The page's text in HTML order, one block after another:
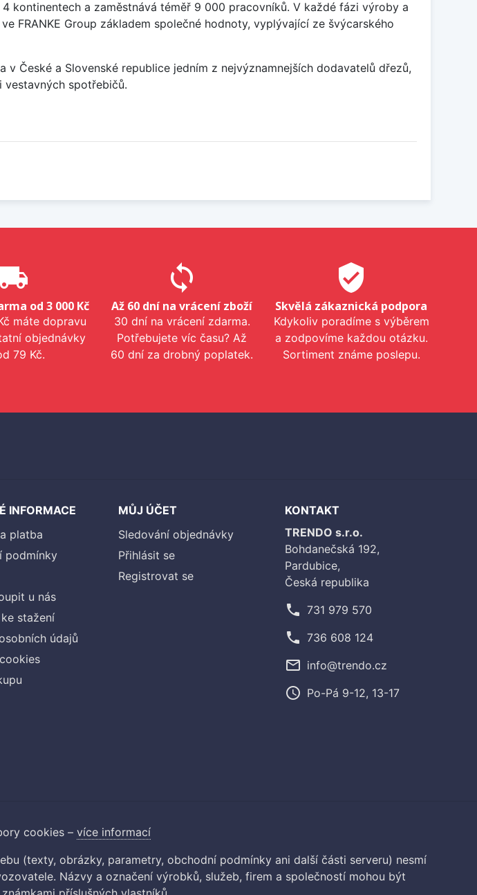
kontinentech a zaměstnává téměř 9 000 pracovníků. V každé fázi výroby a
FRANKE Group základem společné hodnoty, vyplývající ze švýcarského
České a Slovenské republice jedním z nejvýznamnejších dodavatelů dřezů,
vestavných spotřebičů.
od 3 000 Kč
máte dopravu
objednávky
79 Kč.
sync
Až 60 dní na vrácení zboží
30 dní na vrácení zdarma.
Potřebujete víc času? Až
60 dní za drobný poplatek.
verified_user
Skvělá zákaznická podpora
Kdykoliv poradíme s výběrem
a zodpovíme každou otázku.
Sortiment známe poslepu.
INFORMACE
platba
podmínky
u nás
stažení
údajů
MŮJ ÚČET
Sledování objednávky
Přihlásit se
Registrovat se
KONTAKT
TRENDO s.r.o.
Bohdanečská 192,
Pardubice,
Česká republika
phone 731 979 570
phone 736 608 124
mail_outline info@trendo.cz
access_time Po-Pá 9-12, 13-17
cookies – více informací
(texty, obrázky, parametry, obchodní podmínky ani další části serveru) nesmí
Názvy a označení výrobků, služeb, firem a společností mohou být